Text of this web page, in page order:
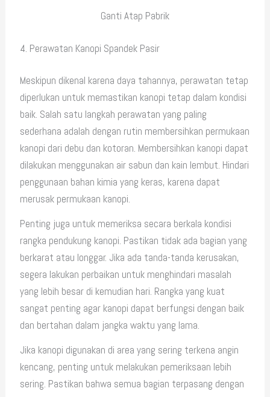
Ganti Atap Pabrik
4. Perawatan Kanopi Spandek Pasir
Meskipun dikenal karena daya tahannya, perawatan tetap
diperlukan untuk memastikan kanopi tetap dalam kondisi
baik. Salah satu langkah perawatan yang paling
sederhana adalah dengan rutin membersihkan permukaan
kanopi dari debu dan kotoran. Membersihkan kanopi dapat
dilakukan menggunakan air sabun dan kain lembut. Hindari
penggunaan bahan kimia yang keras, karena dapat
merusak permukaan kanopi.
Penting juga untuk memeriksa secara berkala kondisi
rangka pendukung kanopi. Pastikan tidak ada bagian yang
berkarat atau longgar. Jika ada tanda-tanda kerusakan,
segera lakukan perbaikan untuk menghindari masalah
yang lebih besar di kemudian hari. Rangka yang kuat
sangat penting agar kanopi dapat berfungsi dengan baik
dan bertahan dalam jangka waktu yang lama.
Jika kanopi digunakan di area yang sering terkena angin
kencang, penting untuk melakukan pemeriksaan lebih
sering. Pastikan bahwa semua bagian terpasang dengan